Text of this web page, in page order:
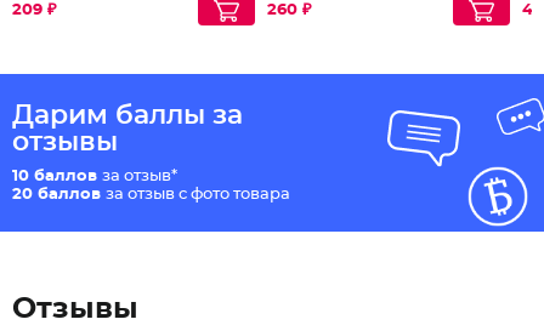
209 ₽ 260 ₽
Дарим баллы за
отзывы
10 баллов за отзыв*
20 баллов за отзыв с фото товара
Отзывы